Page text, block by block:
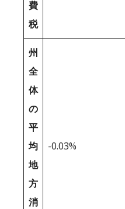
費
税
州
全
体
の
平
均
地
方
消
-0.03%